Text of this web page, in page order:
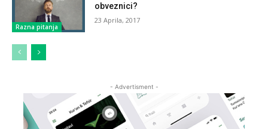
Razna pitanja
obveznici?
23 Aprila, 2017
- Advertisment -